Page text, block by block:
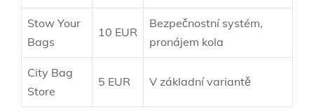
Stow Your
Bags
10 EUR
Bezpečnostní systém,
pronájem kola
City Bag
Store
5 EUR V základní variantě